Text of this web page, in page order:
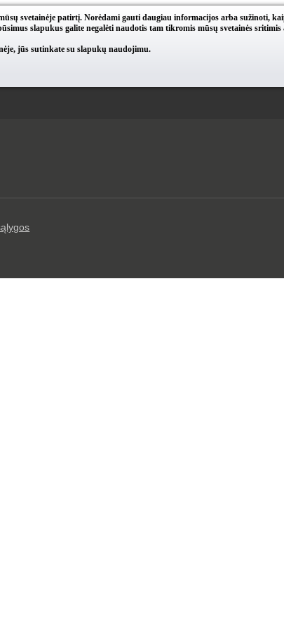
svetainėje patirtį. Norėdami gauti daugiau informacijos arba sužinoti,
slapukus galite negalėti naudotis tam tikromis mūsų svetainės
jūs sutinkate su slapukų naudojimu.